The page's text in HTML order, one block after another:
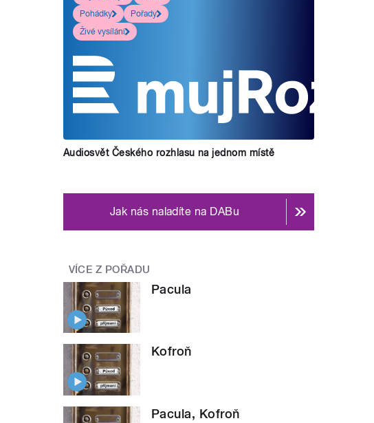
Pohádky
Pořady
Živé vysílání
Audiosvět Českého rozhlasu na jednom místě
Jak nás naladíte na DABu
VÍCE Z POŘADU
Pacula
Kofroň
Pacula, Kofroň